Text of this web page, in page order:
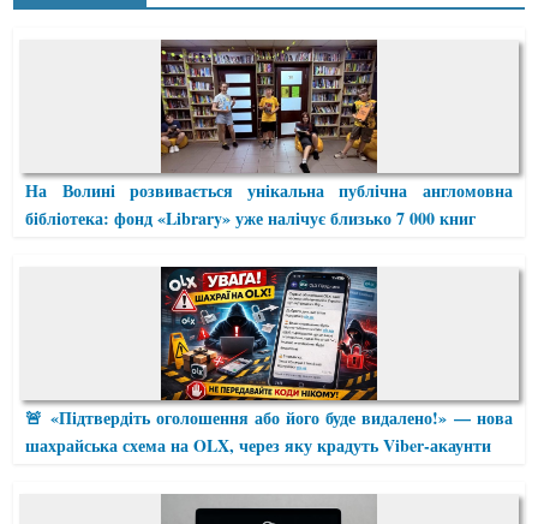
На Волині розвивається унікальна публічна англомовна
бібліотека: фонд «Library» уже налічує близько 7 000 книг
🚨 «Підтвердіть оголошення або його буде видалено!» — нова
шахрайська схема на OLX, через яку крадуть Viber-акаунти